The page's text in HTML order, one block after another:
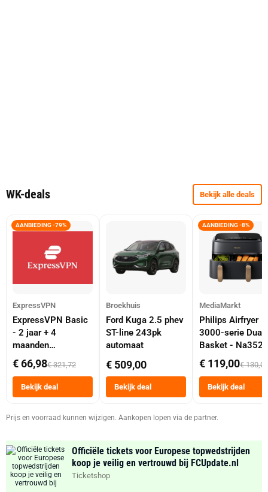
WK-deals Bekijk alle deals
AANBIEDING -79%
ExpressVPN
ExpressVPN Basic
- 2 jaar + 4
maanden
abonnement
€ 66,98€ 321,72
Bekijk deal
Broekhuis
Ford Kuga 2.5 phev
ST-line 243pk
automaat
€ 509,00
Bekijk deal
AANBIEDING -8%
MediaMarkt
Philips Airfryer
3000-serie Dual
Basket -
Dubbele Mand 9
Tot 6 Personen
Heteluchtfriteuse
Zwart
€ 119,00€ 130,00
Bekijk deal
Prijs en voorraad kunnen wijzigen. Aankopen lopen via de partner.
Officiële tickets voor Europese topwedstrijden
koop je veilig en vertrouwd bij FCUpdate.nl
Ticketshop